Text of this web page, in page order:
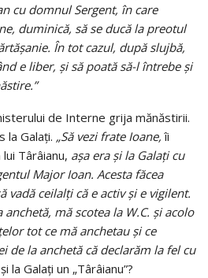
cu domnul Sergent, în care
duminică, să se ducă la preotul
În tot cazul, după slujbă,
e liber, şi să poată să-l întrebe şi
de Interne grija mănăstirii.
la Galaţi. „Să vezi frate Ioane, îi
Târâianu, aşa era şi la Galaţi cu
Major Ioan. Acesta făcea
vadă ceilalţi că e activ şi e vigilent.
mă scotea la W.C. şi acolo
tot ce mă anchetau şi ce
de la anchetă că declarăm la fel cu
la Galaţi un „Târâianu”?